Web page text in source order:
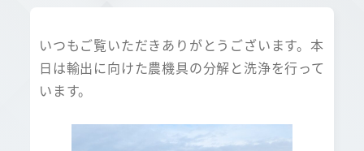
いつもご覧いただきありがとうございます。本
日は輸出に向けた農機具の分解と洗浄を行って
います。